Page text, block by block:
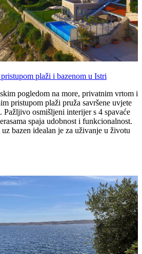
plaži i bazenom u Istri
pogledom na more, privatnim vrtom i
pristupom plaži pruža savršene uvjete
Pažljivo osmišljeni interijer s 4 spavaće
spaja udobnost i funkcionalnost.
bazen idealan je za uživanje u životu